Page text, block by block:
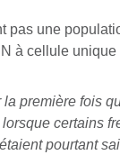
pas une
à cellule
première fois
pourtant